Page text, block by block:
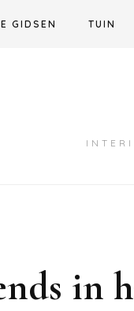
GIDSEN TUIN
in